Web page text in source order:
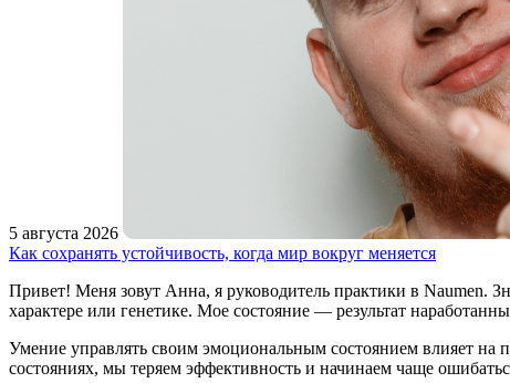
5 августа 2026
Как сохранять устойчивость, когда мир вокруг меняется
Привет! Меня зовут Анна, я руководитель практики в Naumen.
характере или генетике. Мое состояние — результат
Умение управлять своим эмоциональным состоянием влияет на
состояниях, мы теряем эффективность и начинаем чаще